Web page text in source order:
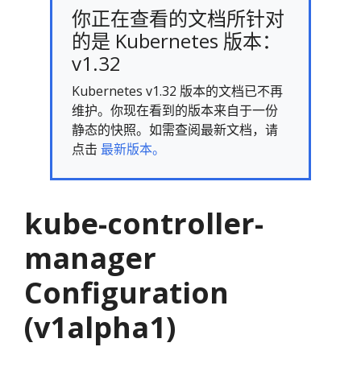
你正在查看的文档所针对
的是 Kubernetes 版本：
v1.32
Kubernetes v1.32 版本的文档已不再
维护。你现在看到的版本来自于一份
静态的快照。如需查阅最新文档，请
点击 最新版本。
kube-controller-
manager
Configuration
(v1alpha1)